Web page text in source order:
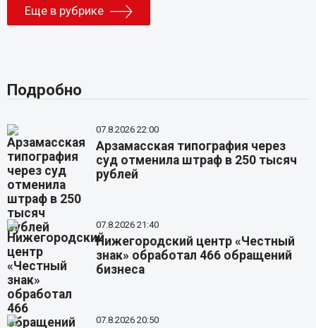
Еще в рубрике
Подробно
07.8.2026 22:00
Арзамасская типография через
суд отменила штраф в 250 тысяч
рублей
07.8.2026 21:40
Нижегородский центр «Честный
знак» обработал 466 обращений
бизнеса
07.8.2026 20:50